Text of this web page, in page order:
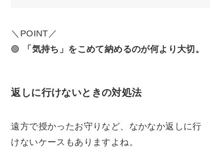
＼POINT／
🟢
「気持ち」をこめて納めるのが何より大切。
返しに行けないときの対処法
遠方で授かったお守りなど、なかなか返しに行
けないケースもありますよね。